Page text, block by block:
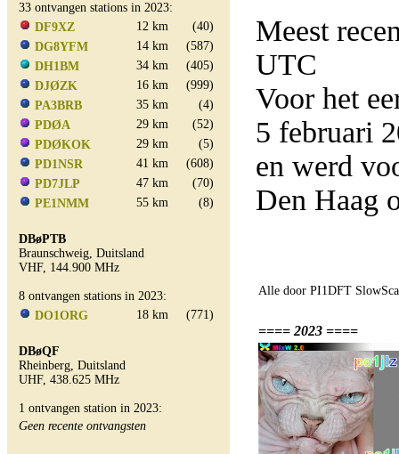
33 ontvangen stations in 2023:
DF9XZ
12 km
(40)
DG8YFM
14 km
(587)
DH1BM
34 km
(405)
DJØZK
16 km
(999)
PA3BRB
35 km
(4)
PDØA
29 km
(52)
PDØKOK
29 km
(5)
PD1NSR
41 km
(608)
PD7JLP
47 km
(70)
PE1NMM
55 km (8)
DBøPTB
Braunschweig, Duitsland
VHF, 144.900 MHz
8 ontvangen stations in 2023:
DO1ORG
18 km (771)
DBøQF
Rheinberg, Duitsland
UHF, 438.625 MHz
1 ontvangen station in 2023:
Geen recente ontvangsten
Meest
UTC
Voor het
5 februari
en werd
Den Haag
Alle door PI1DFT
==== 2023 ====